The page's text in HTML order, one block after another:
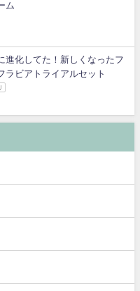
ム
進化してた！新しくなったフ
ラビアトライアルセット